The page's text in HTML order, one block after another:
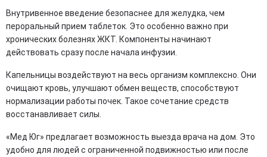
Внутривенное введение безопаснее для желудка, чем
пероральный прием таблеток. Это особенно важно при
хронических болезнях ЖКТ. Компоненты начинают
действовать сразу после начала инфузии.
Капельницы воздействуют на весь организм комплексно. Они
очищают кровь, улучшают обмен веществ, способствуют
нормализации работы почек. Такое сочетание средств
восстанавливает силы.
«Мед Юг» предлагает возможность выезда врача на дом. Это
удобно для людей с ограниченной подвижностью или после